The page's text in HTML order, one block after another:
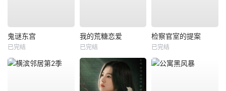
鬼谜东宫
已完结
我的荒糖恋爱
已完结
检察官室的提案
已完结